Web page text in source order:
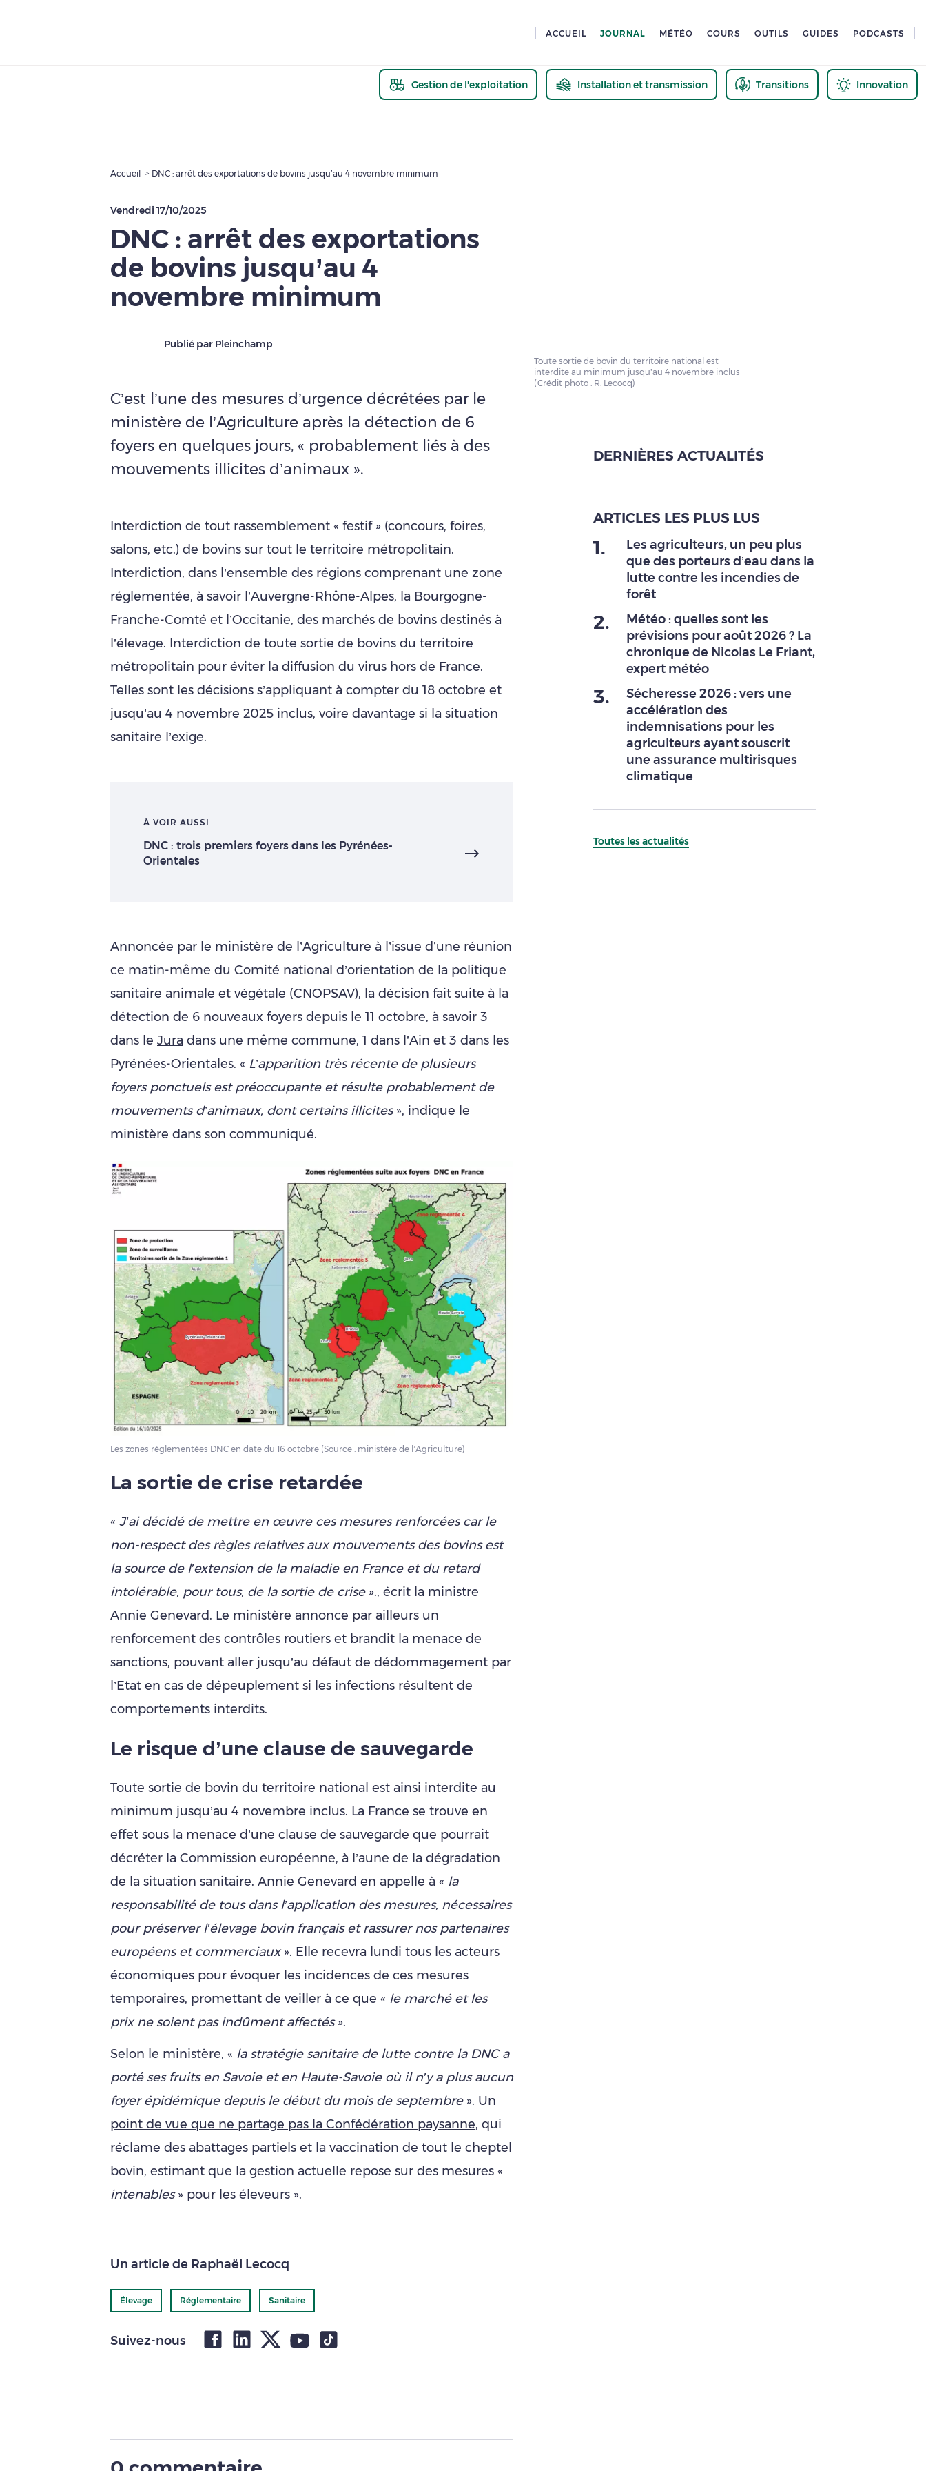
ACCUEIL JOURNAL MÉTÉO COURS OUTILS GUIDES PODCASTS
Gestion de l'exploitation Installation et transmission Transitions Innovation
Accueil DNC : arrêt des exportations de bovins jusqu’au 4 novembre minimum
Vendredi 17/10/2025
DNC : arrêt des exportations
de bovins jusqu’au 4
novembre minimum
Publié par Pleinchamp
C’est l’une des mesures d’urgence décrétées par le
ministère de l’Agriculture après la détection de 6
foyers en quelques jours, « probablement liés à des
mouvements illicites d’animaux ».
Interdiction de tout rassemblement « festif » (concours, foires,
salons, etc.) de bovins sur tout le territoire métropolitain.
Interdiction, dans l’ensemble des régions comprenant une zone
réglementée, à savoir l’Auvergne-Rhône-Alpes, la Bourgogne-
Franche-Comté et l’Occitanie, des marchés de bovins destinés à
l’élevage. Interdiction de toute sortie de bovins du territoire
métropolitain pour éviter la diffusion du virus hors de France.
Telles sont les décisions s’appliquant à compter du 18 octobre et
jusqu’au 4 novembre 2025 inclus, voire davantage si la situation
sanitaire l’exige.
À VOIR AUSSI
DNC : trois premiers foyers dans les Pyrénées-
Orientales
Annoncée par le ministère de l’Agriculture à l’issue d’une réunion
ce matin-même du Comité national d’orientation de la politique
sanitaire animale et végétale (CNOPSAV), la décision fait suite à la
détection de 6 nouveaux foyers depuis le 11 octobre, à savoir 3
dans le Jura dans une même commune, 1 dans l’Ain et 3 dans les
Pyrénées-Orientales. « L’apparition très récente de plusieurs
foyers ponctuels est préoccupante et résulte probablement de
mouvements d’animaux, dont certains illicites», indique le
ministère dans son communiqué.
Les zones réglementées DNC en date du 16 octobre (Source : ministère de l’Agriculture)
La sortie de crise retardée
« J’ai décidé de mettre en œuvre ces mesures renforcées car le
non-respect des règles relatives aux mouvements des bovins est
la source de l’extension de la maladie en France et du retard
intolérable, pour tous, de la sortie de crise »., écrit la ministre
Annie Genevard. Le ministère annonce par ailleurs un
renforcement des contrôles routiers et brandit la menace de
sanctions, pouvant aller jusqu’au défaut de dédommagement par
l’Etat en cas de dépeuplement si les infections résultent de
comportements interdits.
Le risque d’une clause de sauvegarde
Toute sortie de bovin du territoire national est ainsi interdite au
minimum jusqu’au 4 novembre inclus. La France se trouve en
effet sous la menace d’une clause de sauvegarde que pourrait
décréter la Commission européenne, à l’aune de la dégradation
de la situation sanitaire. Annie Genevard en appelle à « la
responsabilité de tous dans l’application des mesures, nécessaires
pour préserver l’élevage bovin français et rassurer nos partenaires
européens et commerciaux». Elle recevra lundi tous les acteurs
économiques pour évoquer les incidences de ces mesures
temporaires, promettant de veiller à ce que « le marché et les
prix ne soient pas indûment affectés».
Selon le ministère, « la stratégie sanitaire de lutte contre la DNC a
porté ses fruits en Savoie et en Haute-Savoie où il n’y a plus aucun
foyer épidémique depuis le début du mois de septembre». Un
point de vue que ne partage pas la Confédération paysanne, qui
réclame des abattages partiels et la vaccination de tout le cheptel
bovin, estimant que la gestion actuelle repose sur des mesures «
intenables» pour les éleveurs ».
Un article de Raphaël Lecocq
Élevage Réglementaire Sanitaire
Suivez-nous
Toute sortie de bovin du territoire national est
interdite au minimum jusqu’au 4 novembre inclus
(Crédit photo : R. Lecocq)
DERNIÈRES ACTUALITÉS
ARTICLES LES PLUS LUS
1.
Les agriculteurs, un peu plus
que des porteurs d’eau dans la
lutte contre les incendies de
forêt
2.
Météo : quelles sont les
prévisions pour août 2026 ? La
chronique de Nicolas Le Friant,
expert météo
3.
Sécheresse 2026 : vers une
accélération des
indemnisations pour les
agriculteurs ayant souscrit
une assurance multirisques
climatique
Toutes les actualités